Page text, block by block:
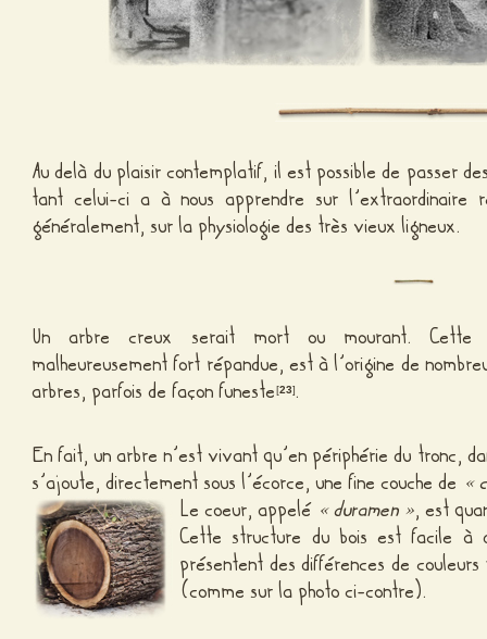
Au delà du plaisir contemplatif, il est possible de passer
tant celui-ci a à nous apprendre sur l’extraordinaire
généralement, sur la physiologie des très vieux ligneux.
Un arbre creux serait mort ou mourant. Cette
malheureusement fort répandue, est à l’origine de
arbres, parfois de façon funeste[23].
En fait, un arbre n’est vivant qu’en périphérie du tronc,
s’ajoute, directement sous l’écorce, une fine couche de «
Le coeur, appelé « duramen », est
Cette structure du bois est facile à
présentent des différences de
(comme sur la photo ci-contre).